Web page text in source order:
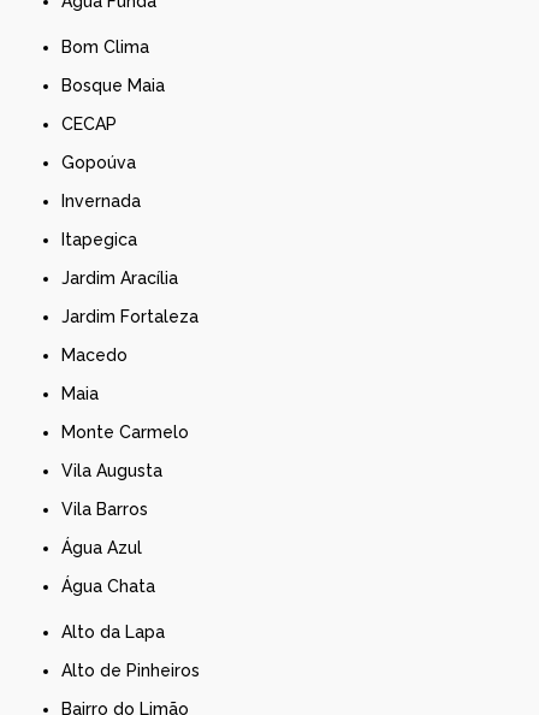
Bom Clima
Bosque Maia
CECAP
Gopoúva
Invernada
Itapegica
Jardim Aracília
Jardim Fortaleza
Macedo
Maia
Monte Carmelo
Vila Augusta
Vila Barros
Água Azul
Água Chata
Alto da Lapa
Alto de Pinheiros
Bairro do Limão